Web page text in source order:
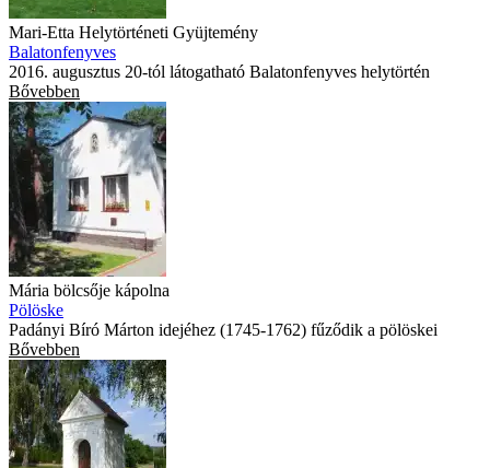
Mari-Etta Helytörténeti Gyüjtemény
Balatonfenyves
2016. augusztus 20-tól látogatható Balatonfenyves helytörtén
Bővebben
Mária bölcsője kápolna
Pölöske
Padányi Bíró Márton idejéhez (1745-1762) fűződik a pölöskei
Bővebben